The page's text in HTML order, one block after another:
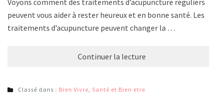
Voyons comment des traitements d’acupuncture réguliers
peuvent vous aider à rester heureux et en bonne santé. Les
traitements d’acupuncture peuvent changer la …
Continuer la lecture
Classé dans : Bien Vivre, Santé et Bien etre